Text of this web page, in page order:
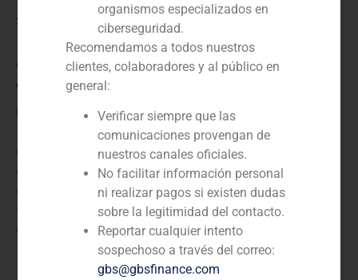
Servicio / Sector
Corporate Finance,TMT (Telecomunicaciones, Medios
de Comunicación y Tecnología)
Descripción
GBS Finance actuó como asesor financiero en la venta
de la actividad de venta de entradas a Indra ,
empresa española dedicada a la prestación de
soluciones de tecnologías de la información y servicios
de consultoría.
organismos especializados en
ciberseguridad.
Recomendamos a todos nuestros
clientes, colaboradores y al público en
general:
Verificar siempre que las
comunicaciones provengan de
nuestros canales oficiales.
No facilitar información personal
ni realizar pagos si existen dudas
sobre la legitimidad del contacto.
Reportar cualquier intento
sospechoso a través del correo:
gbs@gbsfinance.com